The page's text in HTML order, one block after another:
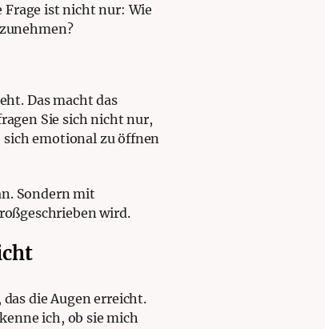
ist nicht nur: Wie
Das macht das
Sie sich nicht nur,
sich emotional zu öffnen
Sondern mit
wird.
die Augen erreicht.
ich, ob sie mich